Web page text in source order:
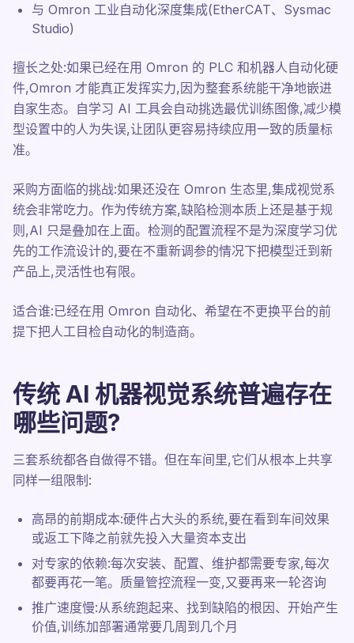
与 Omron 工业自动化深度集成(EtherCAT、Sysmac
Studio)
擅长之处:如果已经在用 Omron 的 PLC 和机器人自动化硬
件,Omron 才能真正发挥实力,因为整套系统能干净地嵌进
自家生态。自学习 AI 工具会自动挑选最优训练图像,减少模
型设置中的人为失误,让团队更容易持续应用一致的质量标
准。
采购方面临的挑战:如果还没在 Omron 生态里,集成视觉系
统会非常吃力。作为传统方案,缺陷检测本质上还是基于规
则,AI 只是叠加在上面。检测的配置流程不是为深度学习优
先的工作流设计的,要在不重新调参的情况下把模型迁到新
产品上,灵活性也有限。
适合谁:已经在用 Omron 自动化、希望在不更换平台的前
提下把人工目检自动化的制造商。
传统 AI 机器视觉系统普遍存在
哪些问题?
三套系统都各自做得不错。但在车间里,它们从根本上共享
同样一组限制:
高昂的前期成本:硬件占大头的系统,要在看到车间效果
或返工下降之前就先投入大量资本支出
对专家的依赖:每次安装、配置、维护都需要专家,每次
都要再花一笔。质量管控流程一变,又要再来一轮咨询
推广速度慢:从系统跑起来、找到缺陷的根因、开始产生
价值,训练加部署通常要几周到几个月